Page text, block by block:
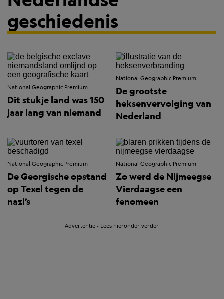
geschiedenis
National Geographic Premium
Dit stukje land was 150
jaar lang van niemand
National Geographic Premium
De grootste
heksenvervolging van
Nederland
National Geographic Premium
De Georgische opstand
op Texel tegen de
nazi’s
National Geographic Premium
Zo werd de Nijmeegse
Vierdaagse een
fenomeen
Advertentie - Lees hieronder verder